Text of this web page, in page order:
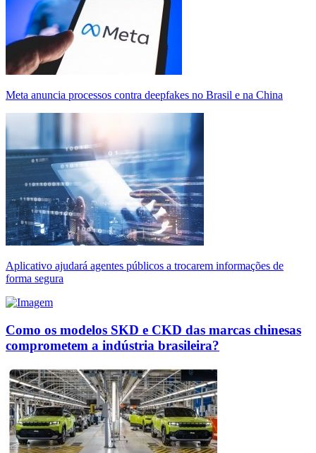
Meta anuncia processos contra deepfakes no Brasil e na China
Aplicativo ajudará agentes públicos a trocarem informações de
forma segura
Como os modelos SKD e CKD das marcas chinesas
comprometem a indústria brasileira?